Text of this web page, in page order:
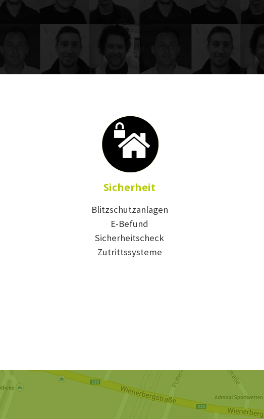
Sicherheit
Blitzschutzanlagen
E-Befund
Sicherheitscheck
Zutrittssysteme